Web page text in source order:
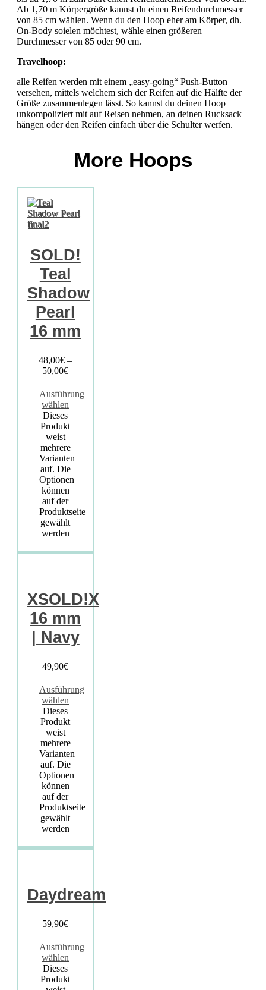
Ab 1,70 m Körpergröße kannst du einen Reifendurchmesser
von 85 cm wählen. Wenn du den Hoop eher am Körper, dh.
On-Body soielen möchtest, wähle einen größeren
Durchmesser von 85 oder 90 cm.
Travelhoop:
alle Reifen werden mit einem „easy-going“ Push-Button
versehen, mittels welchem sich der Reifen auf die Hälfte der
Größe zusammenlegen lässt. So kannst du deinen Hoop
unkompoliziert mit auf Reisen nehmen, an deinen Rucksack
hängen oder den Reifen einfach über die Schulter werfen.
More Hoops
SOLD!
Teal
Shadow
Pearl
16 mm
48,00€ –
50,00€
Ausführung
wählen
Dieses
Produkt
weist
mehrere
Varianten
auf. Die
Optionen
können
auf der
Produktseite
gewählt
werden
XSOLD!X
16 mm
| Navy
49,90€
Ausführung
wählen
Dieses
Produkt
weist
mehrere
Varianten
auf. Die
Optionen
können
auf der
Produktseite
gewählt
werden
Daydream
59,90€
Ausführung
wählen
Dieses
Produkt